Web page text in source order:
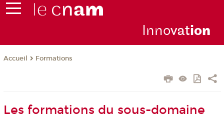
Innovation
Accueil Formations
Les formations du sous-domaine